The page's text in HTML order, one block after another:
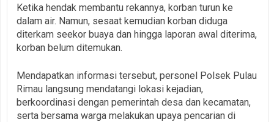
Ketika hendak membantu rekannya, korban turun ke
dalam air. Namun, sesaat kemudian korban diduga
diterkam seekor buaya dan hingga laporan awal diterima,
korban belum ditemukan.
Mendapatkan informasi tersebut, personel Polsek Pulau
Rimau langsung mendatangi lokasi kejadian,
berkoordinasi dengan pemerintah desa dan kecamatan,
serta bersama warga melakukan upaya pencarian di